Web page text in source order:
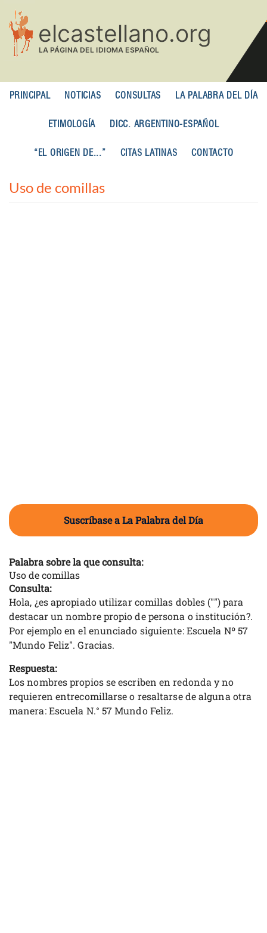
contenido
principal
PRINCIPAL NOTICIAS CONSULTAS LA PALABRA DEL DÍA
ETIMOLOGÍA DICC. ARGENTINO-ESPAÑOL
“EL ORIGEN DE...” CITAS LATINAS CONTACTO
Uso de comillas
Suscríbase a La Palabra del Día
Palabra sobre la que consulta:
Uso de comillas
Consulta:
Hola, ¿es apropiado utilizar comillas dobles ("") para
destacar un nombre propio de persona o institución?.
Por ejemplo en el enunciado siguiente: Escuela Nº 57
"Mundo Feliz". Gracias.
Respuesta:
Los nombres propios se escriben en redonda y no
requieren entrecomillarse o resaltarse de alguna otra
manera: Escuela N.° 57 Mundo Feliz.